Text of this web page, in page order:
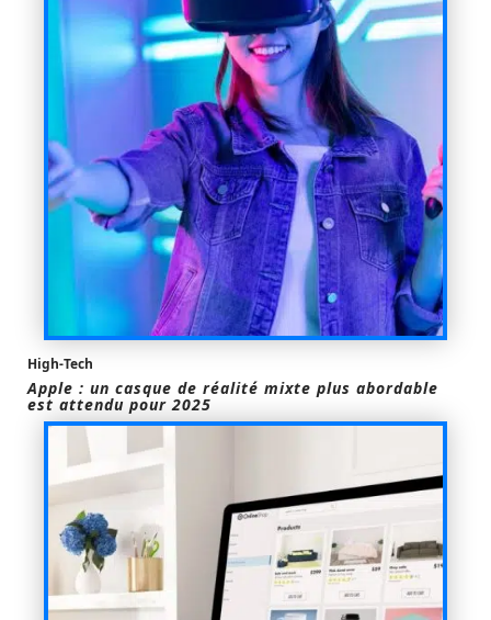
High-Tech
Apple : un casque de réalité mixte plus abordable
est attendu pour 2025